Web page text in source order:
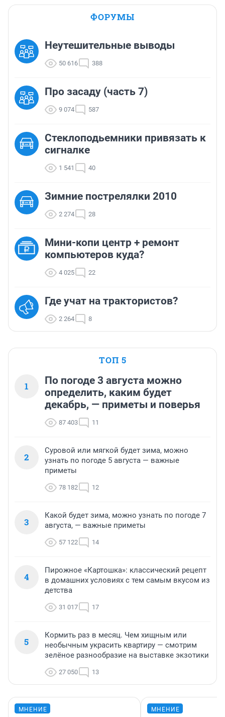
ФОРУМЫ
Неутешительные выводы
50 616 388
Про засаду (часть 7)
9 074 587
Стеклоподьемники привязать к
сигналке
1 541 40
Зимние пострелялки 2010
2 274 28
Мини-копи центр + ремонт
компьютеров куда?
4 025 22
Где учат на трактористов?
2 264 8
ТОП 5
1
По погоде 3 августа можно
определить, каким будет
декабрь, — приметы и поверья
87 403 11
2
Суровой или мягкой будет зима, можно
узнать по погоде 5 августа — важные
приметы
78 182 12
3
Какой будет зима, можно узнать по погоде 7
августа, — важные приметы
57 122 14
4
Пирожное «Картошка»: классический рецепт
в домашних условиях с тем самым вкусом из
детства
31 017 17
5
Кормить раз в месяц. Чем хищным или
необычным украсить квартиру — смотрим
зелёное разнообразие на выставке экзотики
27 050 13
МНЕНИЕ МНЕНИЕ